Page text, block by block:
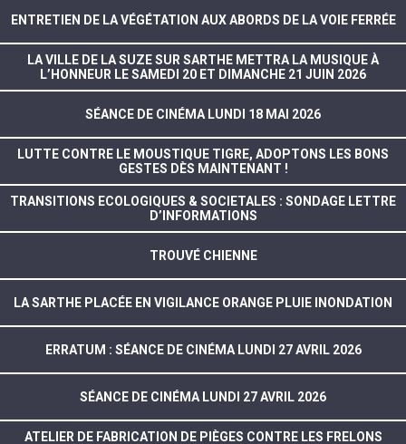
ENTRETIEN DE LA VÉGÉTATION AUX ABORDS DE LA VOIE FERRÉE
LA VILLE DE LA SUZE SUR SARTHE METTRA LA MUSIQUE À
L’HONNEUR LE SAMEDI 20 ET DIMANCHE 21 JUIN 2026
SÉANCE DE CINÉMA LUNDI 18 MAI 2026
LUTTE CONTRE LE MOUSTIQUE TIGRE, ADOPTONS LES BONS
GESTES DÈS MAINTENANT !
TRANSITIONS ECOLOGIQUES & SOCIETALES : SONDAGE LETTRE
D’INFORMATIONS
TROUVÉ CHIENNE
LA SARTHE PLACÉE EN VIGILANCE ORANGE PLUIE INONDATION
ERRATUM : SÉANCE DE CINÉMA LUNDI 27 AVRIL 2026
SÉANCE DE CINÉMA LUNDI 27 AVRIL 2026
ATELIER DE FABRICATION DE PIÈGES CONTRE LES FRELONS